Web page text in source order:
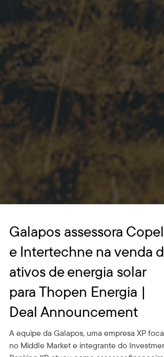
Galapos assessora Copel
e Intertechne na venda de
ativos de energia solar
para Thopen Energia |
Deal Announcement
A equipe da Galapos, uma empresa XP